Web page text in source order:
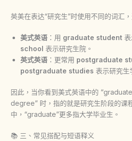
英美在表达“研究生”时使用不同的词汇
美式英语：用 graduate student表
school 表示研究生院。
英式英语：更常用 postgraduate
postgraduate studies 表示研究生
因此，当你看到美式英语中的
degree” 时，指的就是研究生阶段的课
中，“graduate”更多指大学毕业生。
📚 三、常见搭配与短语释义